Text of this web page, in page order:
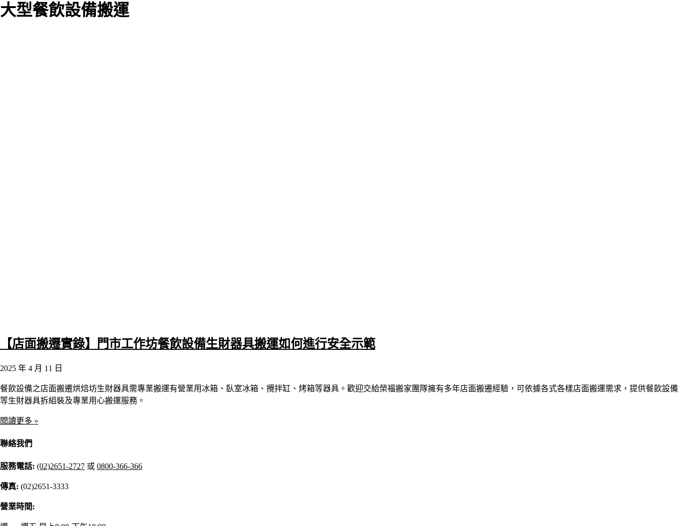
大型餐飲設備搬運
【店面搬遷實錄】門市工作坊餐飲設備生財器具搬運如何進行安全示範
2025 年 4 月 11 日
餐飲設備之店面搬遷烘焙坊生財器具需專業搬運有營業用冰箱、臥室冰箱、攪拌缸、烤箱等器具。歡迎交給榮福搬家團隊擁有多年店面搬遷經驗，可依據各式各樣店面搬運需求，提供餐飲設備
等生財器具拆組裝及專業用心搬運服務。
閱讀更多 »
聯絡我們
服務電話: (02)2651-2727 或 0800-366-366
傳真: (02)2651-3333
營業時間: